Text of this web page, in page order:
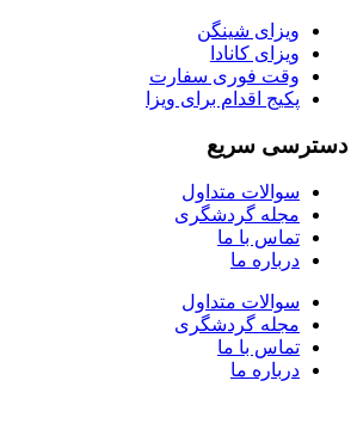
ویزای شینگن
ویزای کانادا
وقت فوری سفارت
پکیج اقدام برای ویزا
دسترسی سریع
سوالات متداول
مجله گردشگری
تماس با ما
درباره ما
سوالات متداول
مجله گردشگری
تماس با ما
درباره ما